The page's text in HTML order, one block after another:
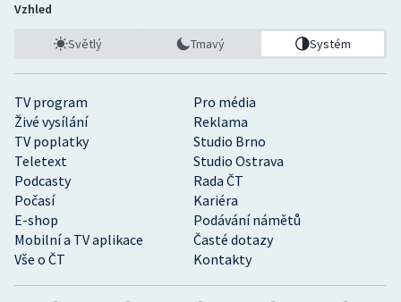
TV program
Pro média
Živé vysílání
Reklama
TV poplatky
Studio Brno
Teletext
Studio Ostrava
Podcasty
Rada ČT
Počasí
Kariéra
E-shop
Podávání námětů
Mobilní a TV aplikace
Časté dotazy
Vše o ČT
Kontakty
Vzhled
Světlý Tmavý Systém